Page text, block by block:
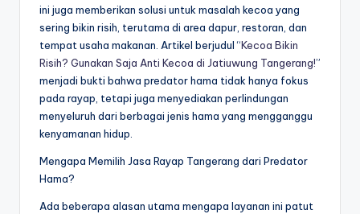
ini juga memberikan solusi untuk masalah kecoa yang
sering bikin risih, terutama di area dapur, restoran, dan
tempat usaha makanan. Artikel berjudul “Kecoa Bikin
Risih? Gunakan Saja Anti Kecoa di Jatiuwung Tangerang!”
menjadi bukti bahwa predator hama tidak hanya fokus
pada rayap, tetapi juga menyediakan perlindungan
menyeluruh dari berbagai jenis hama yang mengganggu
kenyamanan hidup.
Mengapa Memilih Jasa Rayap Tangerang dari Predator
Hama?
Ada beberapa alasan utama mengapa layanan ini patut